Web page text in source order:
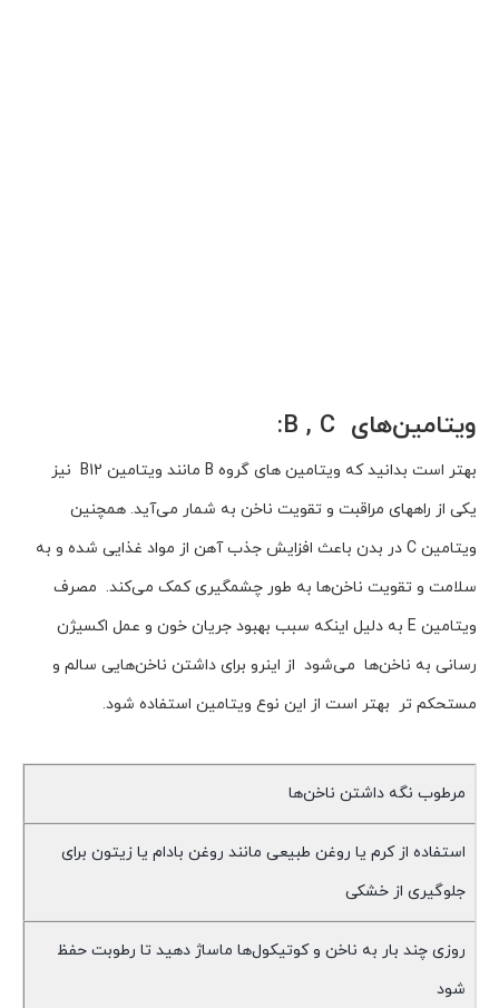
ویتامین‌های B , C:
بهتر است بدانید که ویتامین های گروه B مانند ویتامین B12 نیز
یکی از راههای مراقبت و تقویت ناخن به شمار می‌آید. همچنین
ویتامین C در بدن باعث افزایش جذب آهن از مواد غذایی شده و به
سلامت و تقویت ناخن‌ها به طور چشمگیری کمک می‌کند. مصرف
ویتامین E به دلیل اینکه سبب بهبود جریان خون و عمل اکسیژن
رسانی به ناخن‌ها می‌شود از اینرو برای داشتن ناخن‌هایی سالم و
مستحکم تر بهتر است از این نوع ویتامین استفاده شود.
مرطوب نگه داشتن ناخن‌ها
استفاده از کرم یا روغن طبیعی مانند روغن بادام یا زیتون برای
جلوگیری از خشکی
روزی چند بار به ناخن و کوتیکول‌ها ماساژ دهید تا رطوبت حفظ
شود